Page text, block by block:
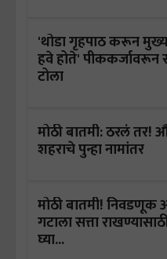
'थोडा गृहपाठ करून
हवे होते' पीककर्जावरून
टोला
मोठी बातमी: ठरलं तर!
शहराचे पुन्हा नामांतर
मोठी बातमी!
गटाला सत्ता
घ्या...